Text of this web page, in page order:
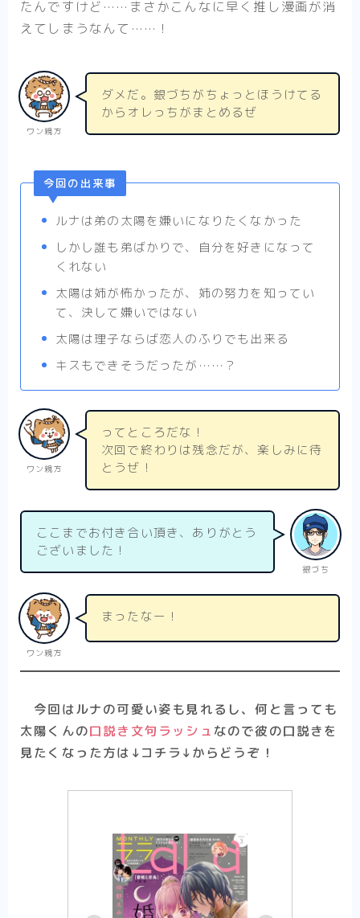
たんですけど……まさかこんなに早く推し漫画が消
えてしまうなんて……！
ワン親方
ダメだ。銀づちがちょっとほうけてる
からオレっちがまとめるぜ
今回の出来事
ルナは弟の太陽を嫌いになりたくなかった
しかし誰も弟ばかりで、自分を好きになって
くれない
太陽は姉が怖かったが、姉の努力を知ってい
て、決して嫌いではない
太陽は理子ならば恋人のふりでも出来る
キスもできそうだったが……？
ワン親方
ってところだな！
次回で終わりは残念だが、楽しみに待
とうぜ！
銀づち
ここまでお付き合い頂き、ありがとう
ございました！
ワン親方
まったなー！
今回はルナの可愛い姿も見れるし、何と言っても
太陽くんの口説き文句ラッシュ なので彼の口説きを
見たくなった方は↓コチラ↓からどうぞ！